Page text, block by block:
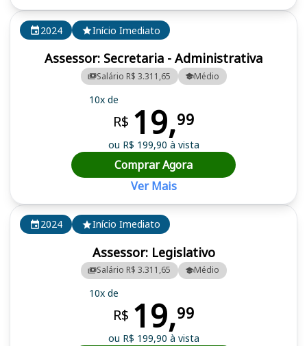
2024 Início Imediato
Assessor: Legislativo
Salário R$ 3.311,65 Médio
10x de
R$ 19,99
ou R$ 199,90 à vista
2024 Início Imediato
Assessor: Secretaria - Administrativa
Salário R$ 3.311,65 Médio
10x de
R$ 19,99
ou R$ 199,90 à vista
Comprar Agora
Ver Mais